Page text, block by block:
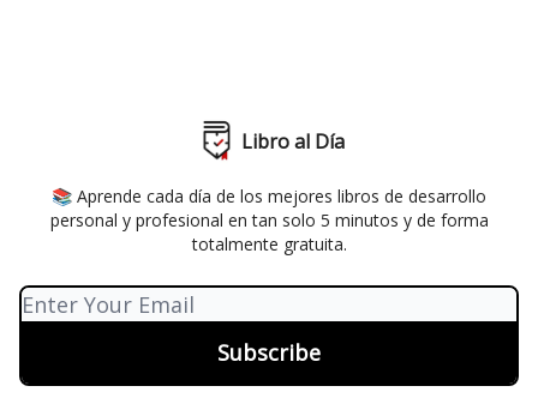
Libro al Día
📚 Aprende cada día de los mejores libros de desarrollo
personal y profesional en tan solo 5 minutos y de forma
totalmente gratuita.